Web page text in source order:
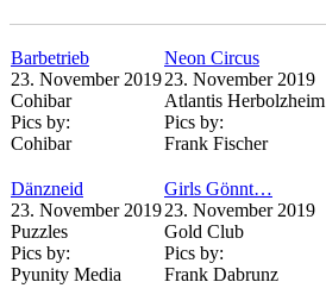
Barbetrieb
23. November 2019
Cohibar
Pics by:
Cohibar
Neon Circus
23. November 2019
Atlantis Herbolzheim
Pics by:
Frank Fischer
Dänzneid
23. November 2019
Puzzles
Pics by:
Pyunity Media
Girls Gönnt…
23. November 2019
Gold Club
Pics by:
Frank Dabrunz